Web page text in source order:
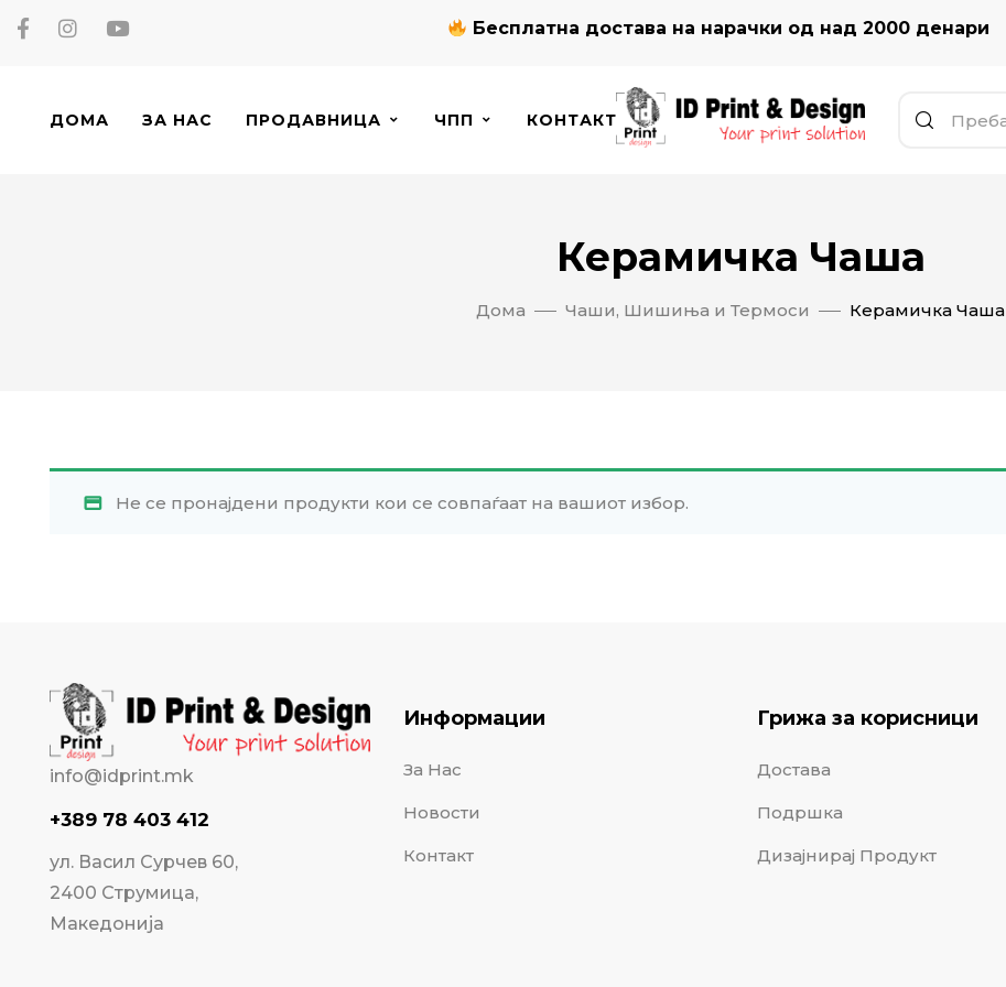
Бесплатна достава на нарачки од над 2000 денари
ДОМА ЗА НАС ПРОДАВНИЦА ЧПП КОНТАКТ
Керамичка Чаша
Дома Чаши, Шишиња и Термоси Керамичка Чаша
Не се пронајдени продукти кои се совпаѓаат на вашиот избор.
info@idprint.mk
+389 78 403 412
ул. Васил Сурчев 60,
2400 Струмица,
Македонија
Информации
За Нас
Новости
Контакт
Грижа за корисници
Достава
Подршка
Дизајнирај Продукт